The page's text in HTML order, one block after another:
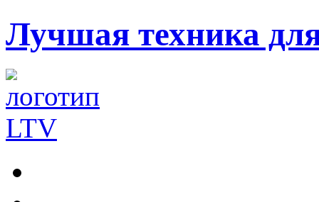
Лучшая техника